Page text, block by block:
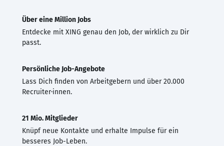
Über eine Million Jobs
Entdecke mit XING genau den Job, der wirklich zu Dir
passt.
Persönliche Job-Angebote
Lass Dich finden von Arbeitgebern und über 20.000
Recruiter·innen.
21 Mio. Mitglieder
Knüpf neue Kontakte und erhalte Impulse für ein
besseres Job-Leben.